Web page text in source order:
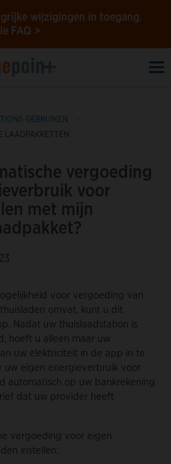
wijzigingen in toegang.
FAQ >
GEBRUIKEN
LAADPAKKETTEN
vergoeding
voor
met mijn
voor vergoeding van
omvat, kunt u dit
Nadat uw thuislaadstation is
hoeft u alleen maar uw
uw elektriciteit in de app in te
uw eigen energieverbruik voor
automatisch op uw bankrekening
dat uw provider heeft
vergoeding voor eigen
instellen: